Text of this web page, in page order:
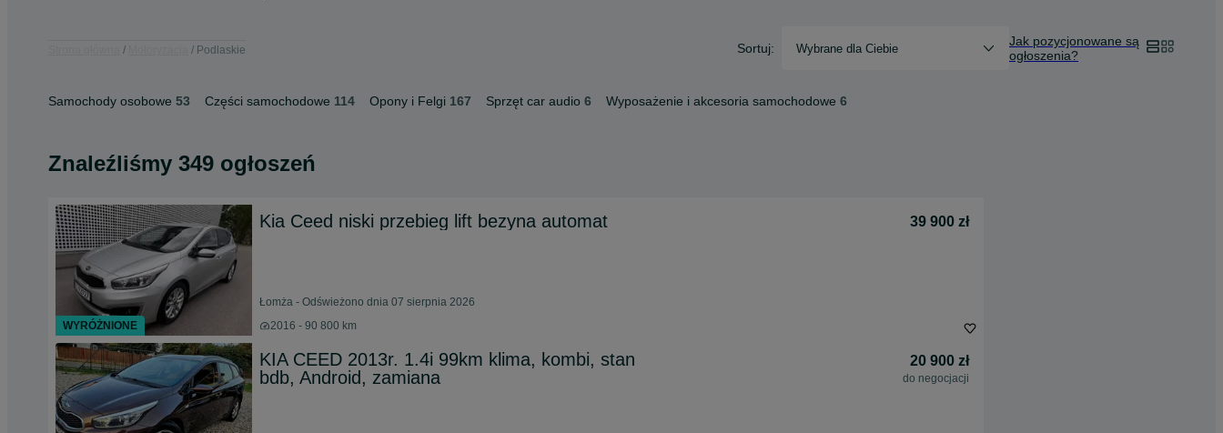
Podlaskie Sortuj: Wybrane dla Ciebie
Jak pozycjonowane są
ogłoszenia?
Samochody osobowe 53 Części samochodowe 114 Opony i Felgi 167 Sprzęt car audio 6 Wyposażenie i akcesoria samochodowe 6
Znaleźliśmy 349 ogłoszeń
Kia Ceed niski przebieg lift bezyna automat 39 900 zł
Łomża - Odświeżono dnia 07 sierpnia 2026
2016 - 90 800 km
KIA CEED 2013r. 1.4i 99km klima, kombi, stan
bdb, Android, zamiana
20 900 zł
do negocjacji
WYRÓŻNIONE